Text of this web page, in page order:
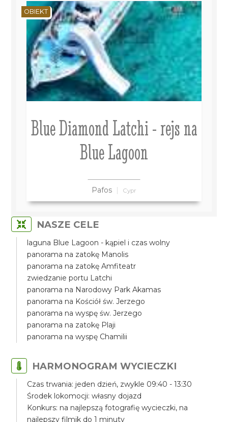
Blue Diamond Latchi - rejs na
Blue Lagoon
Pafos Cypr
OBIEKT
NASZE CELE
laguna Blue Lagoon - kąpiel i czas wolny
panorama na zatokę Manolis
panorama na zatokę Amfiteatr
zwiedzanie portu Latchi
panorama na Narodowy Park Akamas
panorama na Kościół św. Jerzego
panorama na wyspę św. Jerzego
panorama na zatokę Plaji
panorama na wyspę Chamilii
HARMONOGRAM WYCIECZKI
Czas trwania: jeden dzień, zwykle 09:40 - 13:30
Środek lokomocji: własny dojazd
Konkurs: na najlepszą fotografię wycieczki, na
najlepszy filmik do 1 minuty